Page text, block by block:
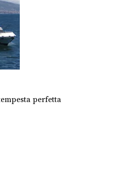
perfetta